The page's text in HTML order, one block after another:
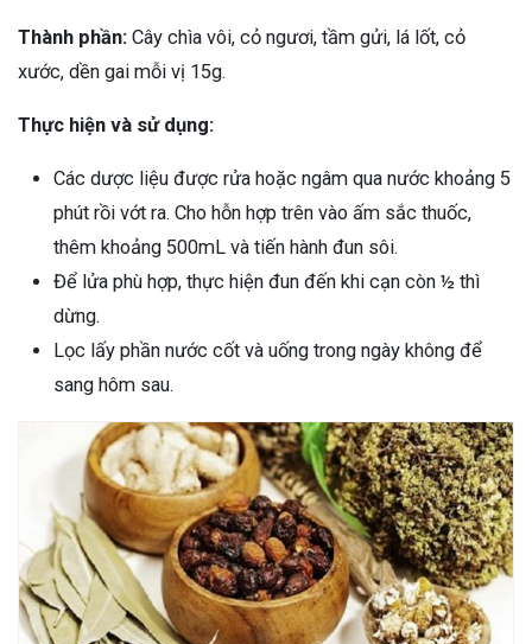
Thành phần: Cây chìa vôi, cỏ ngươi, tầm gửi, lá lốt, cỏ
xước, dền gai mỗi vị 15g.
Thực hiện và sử dụng:
Các dược liệu được rửa hoặc ngâm qua nước khoảng 5
phút rồi vớt ra. Cho hỗn hợp trên vào ấm sắc thuốc,
thêm khoảng 500mL và tiến hành đun sôi.
Để lửa phù hợp, thực hiện đun đến khi cạn còn ½ thì
dừng.
Lọc lấy phần nước cốt và uống trong ngày không để
sang hôm sau.